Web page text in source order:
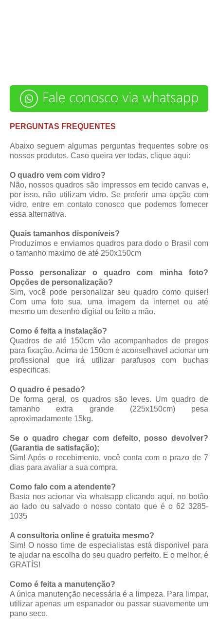
PERGUNTAS FREQUENTES
Abaixo seguem algumas perguntas frequentes sobre os
nossos produtos. Caso queira ver todas, clique aqui:
O quadro vem com vidro?
Não, nossos quadros são impressos em tecido canvas e,
por isso, não utilizam vidro. Se preferir uma opção com
vidro, entre em contato conosco que podemos fornecer
essa alternativa.
Quais tamanhos disponíveis?
Produzimos e enviamos quadros para dodo o Brasil com
o tamanho maximo de até 250x150cm
Posso personalizar o quadro com minha foto?
Opções de personalização?
Sim, você pode personalizar seu quadro como quiser!
Com uma foto sua, uma imagem da internet ou até
mesmo um desenho digital ou feito a mão.
Como é feita a instalação?
Quadros de até 150cm vão acompanhados de pregos
para fixação. Acima de 150cm é aconselhavel acionar um
profissional que irá utilizar parafusos com buchas
especificas.
O quadro é pesado?
De forma geral, os quadros são leves. Um quadro de
tamanho extra grande (225x150cm) pesa
aproximadamente 15kg.
Se o quadro chegar com defeito, posso devolver?
(Garantia de satisfação);
Sim! Após o recebimento, você conta com o prazo de 7
dias para avaliar a sua compra.
Como falo com a atendente?
Basta nos acionar via whatsappclicando aqui, no botão
ao lado ou salvado o nosso contato que é o 62 3285-
1035
A consultoria online é gratuita mesmo?
Sim! O nosso time de especialistas está disponivel para
te ajudar na escolha do seu quadro perfeito. E o melhor, é
GRATÍS!
Como é feita a manutenção?
A única manutenção necessária é a limpeza. Para limpar,
utilizar apenas um espanador ou passar suavemente um
pano seco.